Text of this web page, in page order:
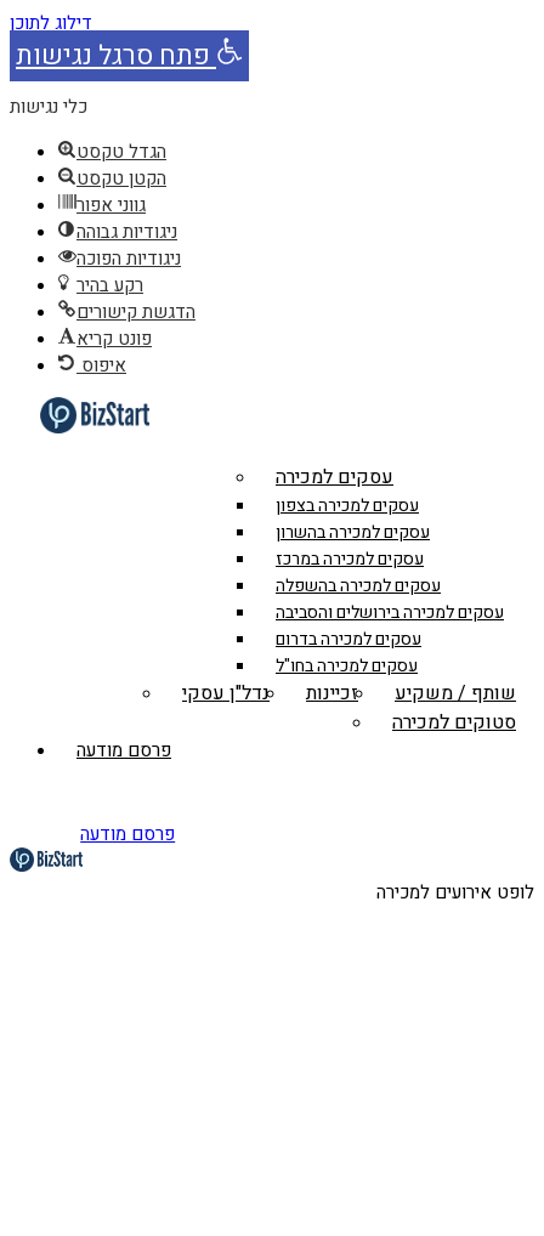
דילוג לתוכן
פתח סרגל נגישות
כלי נגישות
הגדל טקסט
הקטן טקסט
גווני אפור
ניגודיות גבוהה
ניגודיות הפוכה
רקע בהיר
הדגשת קישורים
פונט קריא
איפוס
עסקים למכירה
עסקים למכירה בצפון
עסקים למכירה בהשרון
עסקים למכירה במרכז
עסקים למכירה בהשפלה
עסקים למכירה בירושלים והסביבה
עסקים למכירה בדרום
עסקים למכירה בחו"ל
שותף / משקיע זכיינות
נדל"ן עסקי
סטוקים למכירה
פרסם מודעה
פרסם מודעה
לופט אירועים למכירה